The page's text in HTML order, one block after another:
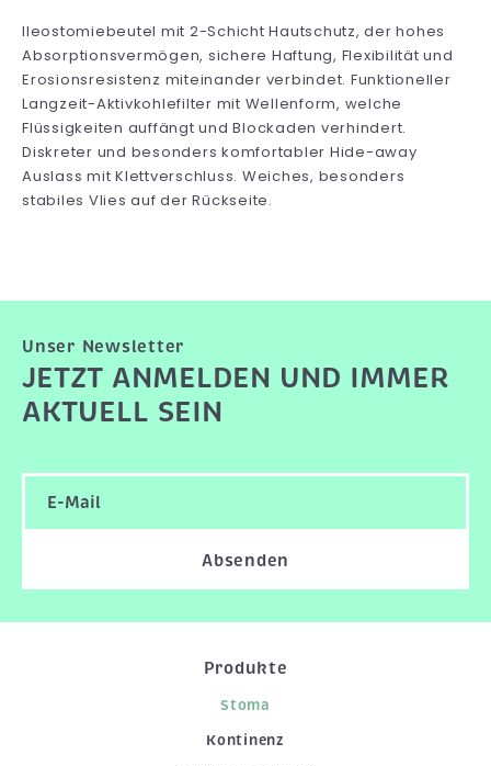
Ileostomiebeutel mit 2-Schicht Hautschutz, der hohes
Absorptionsvermögen, sichere Haftung, Flexibilität und
Erosionsresistenz miteinander verbindet. Funktioneller
Langzeit-Aktivkohlefilter mit Wellenform, welche
Flüssigkeiten auffängt und Blockaden verhindert.
Diskreter und besonders komfortabler Hide-away
Auslass mit Klettverschluss. Weiches, besonders
stabiles Vlies auf der Rückseite.
Unser Newsletter
JETZT ANMELDEN UND IMMER
AKTUELL SEIN
Absenden
Produkte
Stoma
Kontinenz